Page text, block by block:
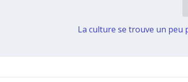
La culture se trouve un peu